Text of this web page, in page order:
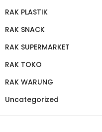
RAK PLASTIK
RAK SNACK
RAK SUPERMARKET
RAK TOKO
RAK WARUNG
Uncategorized